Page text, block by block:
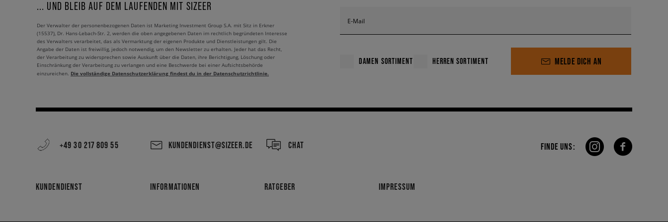
... UND BLEIB AUF DEM LAUFENDEN MIT SIZEER
E-Mail
DAMEN SORTIMENT HERREN SORTIMENT MELDE DICH AN
Der Verwalter der personenbezogenen Daten ist Marketing Investment Group S.A. mit Sitz in Erkner
(15537), Dr. Hans-Lebach-Str. 2, werden die oben angegebenen Daten im rechtlich begründeten Interesse
des Verwalters verarbeitet, das als Vermarktung der eigenen Produkte und Dienstleistungen gilt. Die
Angabe der Daten ist freiwillig, jedoch notwendig, um den Newsletter zu erhalten. Jeder hat das Recht,
der Verarbeitung zu widersprechen sowie Auskunft über die Daten, ihre Berichtigung, Löschung oder
Einschränkung der Verarbeitung zu verlangen und eine Beschwerde bei einer Aufsichtsbehörde
einzureichen. Die vollständige Datenschutzerklärung findest du in der Datenschutzrichtlinie.
+49 30 217 809 55 KUNDENDIENST@SIZEER.DE CHAT
KUNDENDIENST INFORMATIONEN RATGEBER IMPRESSUM
FINDE UNS: